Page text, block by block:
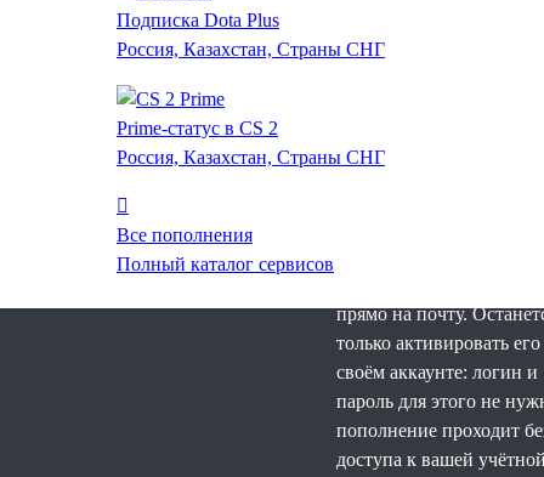
Подписка Dota Plus
Россия, Казахстан, Страны СНГ
Prime-статус в CS 2
Россия, Казахстан, Страны СНГ
Все пополнения
Полный каталог сервисов
Steam
кода кошелька или
прямо на почту.
только активировать
своём аккаунте: логин и
пароль для этого не
пополнение проходит
доступа к вашей